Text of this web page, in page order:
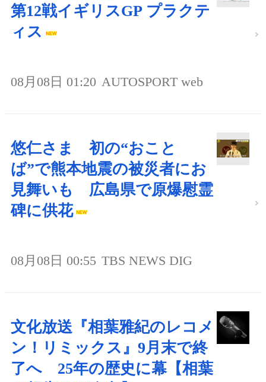
第12戦イギリスGP プラクテ
ィス
08月08日 01:20 AUTOSPORT web
悠仁さま 初の“おこと
ば”で熊本地震の被災者にお
見舞いも 広島県で原爆慰霊
碑に供花
08月08日 00:55 TBS NEWS DIG
文化放送『相葉雅紀のレコメ
ン！リミックス』9月末で終
了へ 25年の歴史に幕【相葉